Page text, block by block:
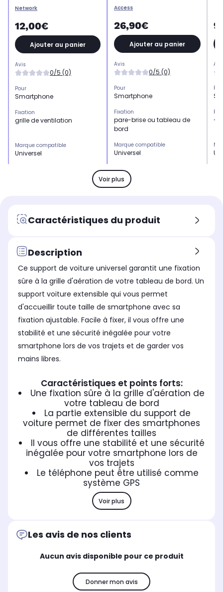
Network
12,00€
Ajouter au panier
Avis
0/5 (0)
Pour
Smartphone
Fixation
grille de ventilation
Marque compatible
Universel
Access
26,90€
Ajouter au panier
Avis
0/5 (0)
Pour
Smartphone
Fixation
pare-brise ou tableau de
bord
Marque compatible
Universel
Type
Support
-
Voir plus
Caractéristiques du produit
Description
Ce support de voiture universel garantit une fixation
sûre à la grille d'aération de votre tableau de bord. Un
support voiture extensible qui vous permet
d'accueillir toute taille de smartphone avec sa
fixation ajustable. Facile à fixer, il vous offre une
stabilité et une sécurité inégalée pour votre
smartphone lors de vos trajets et de garder vos
mains libres.
Caractéristiques et points forts:
Une fixation sûre à la grille d'aération de
votre tableau de bord
La partie extensible du support de
voiture permet de fixer des smartphones
de différentes tailles
Il vous offre une stabilité et une sécurité
inégalée pour votre smartphone lors de
vos trajets
Le téléphone peut être utilisé comme
système GPS
Voir plus
Les avis de nos clients
Aucun avis disponible pour ce produit
Donner mon avis